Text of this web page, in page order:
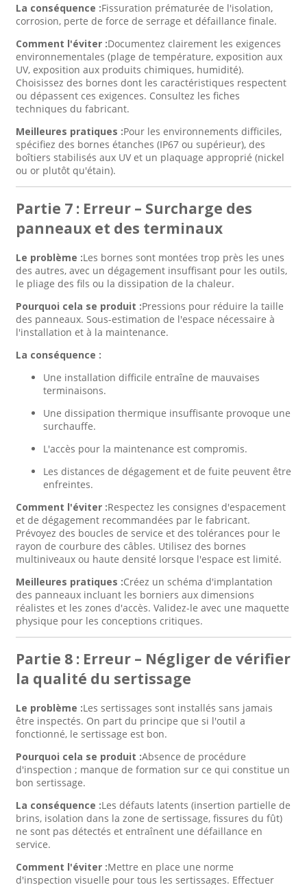
La conséquence :Fissuration prématurée de l'isolation,
corrosion, perte de force de serrage et défaillance finale.
Comment l'éviter :Documentez clairement les exigences
environnementales (plage de température, exposition aux
UV, exposition aux produits chimiques, humidité).
Choisissez des bornes dont les caractéristiques respectent
ou dépassent ces exigences. Consultez les fiches
techniques du fabricant.
Meilleures pratiques :Pour les environnements difficiles,
spécifiez des bornes étanches (IP67 ou supérieur), des
boîtiers stabilisés aux UV et un plaquage approprié (nickel
ou or plutôt qu'étain).
Partie 7 : Erreur – Surcharge des
panneaux et des terminaux
Le problème :Les bornes sont montées trop près les unes
des autres, avec un dégagement insuffisant pour les outils,
le pliage des fils ou la dissipation de la chaleur.
Pourquoi cela se produit :Pressions pour réduire la taille
des panneaux. Sous-estimation de l'espace nécessaire à
l'installation et à la maintenance.
La conséquence :
Une installation difficile entraîne de mauvaises
terminaisons.
Une dissipation thermique insuffisante provoque une
surchauffe.
L'accès pour la maintenance est compromis.
Les distances de dégagement et de fuite peuvent être
enfreintes.
Comment l'éviter :Respectez les consignes d'espacement
et de dégagement recommandées par le fabricant.
Prévoyez des boucles de service et des tolérances pour le
rayon de courbure des câbles. Utilisez des bornes
multiniveaux ou haute densité lorsque l'espace est limité.
Meilleures pratiques :Créez un schéma d'implantation
des panneaux incluant les borniers aux dimensions
réalistes et les zones d'accès. Validez-le avec une maquette
physique pour les conceptions critiques.
Partie 8 : Erreur – Négliger de vérifier
la qualité du sertissage
Le problème :Les sertissages sont installés sans jamais
être inspectés. On part du principe que si l'outil a
fonctionné, le sertissage est bon.
Pourquoi cela se produit :Absence de procédure
d'inspection ; manque de formation sur ce qui constitue un
bon sertissage.
La conséquence :Les défauts latents (insertion partielle de
brins, isolation dans la zone de sertissage, fissures du fût)
ne sont pas détectés et entraînent une défaillance en
service.
Comment l'éviter :Mettre en place une norme
d'inspection visuelle pour tous les sertissages. Effectuer